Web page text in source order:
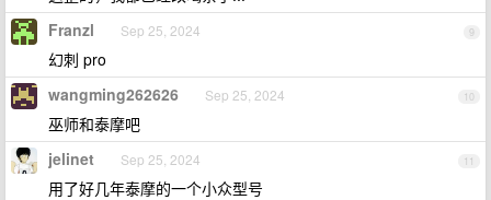
9
Franzl Sep 25, 2024
幻刺 pro
10
wangming262626 Sep 25, 2024
巫师和泰摩吧
11
jelinet Sep 25, 2024
用了好几年泰摩的一个小众型号